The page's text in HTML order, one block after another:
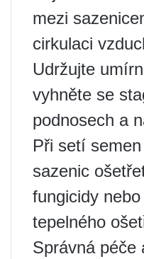
mezi
cirkulaci
Udržujte
vyhněte se
podnosech a
Při setí
sazenic
fungicidy
tepelného
Správná péče